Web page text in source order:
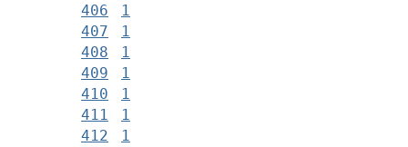
406
1
407
1
408
1
409
1
410
1
411
1
412
1